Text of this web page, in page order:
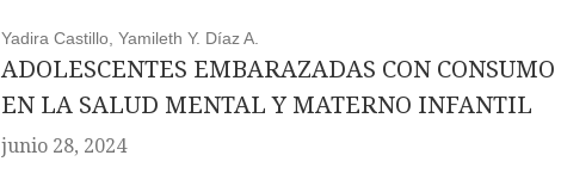
Yadira Castillo, Yamileth Y. Díaz A.
ADOLESCENTES EMBARAZADAS CON
EN LA SALUD MENTAL Y MATERNO INFANTIL
junio 28, 2024